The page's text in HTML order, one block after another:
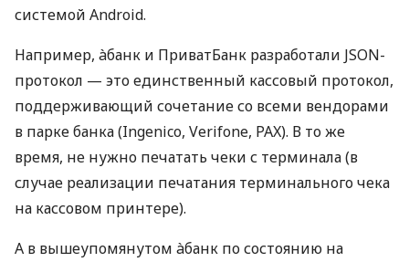
системой Android.
Например, àбанк и ПриватБанк разработали JSON-
протокол — это единственный кассовый протокол,
поддерживающий сочетание со всеми вендорами
в парке банка (Ingenico, Verifone, PAX). В то же
время, не нужно печатать чеки с терминала (в
случае реализации печатания терминального чека
на кассовом принтере).
А в вышеупомянутом àбанк по состоянию на